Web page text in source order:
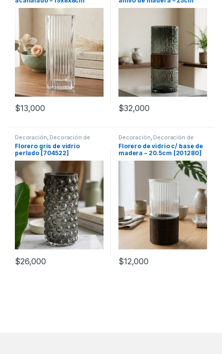
(V4088)
$13,000
[704630]
$32,000
Decoración Decoración de
mesas
Florero gris de vidrio
perlado [704522]
$26,000
Decoración Decoración de
mesas
Florero de vidrio c/ base de
madera – 20.5cm [201280]
$12,000